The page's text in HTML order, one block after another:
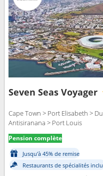
Seven Seas Voyager
Cape Town > Port Elisabeth >
Antisiranana > Port Louis
Pension complète
Jusqu'à 45% de remise
Restaurants de spécialités